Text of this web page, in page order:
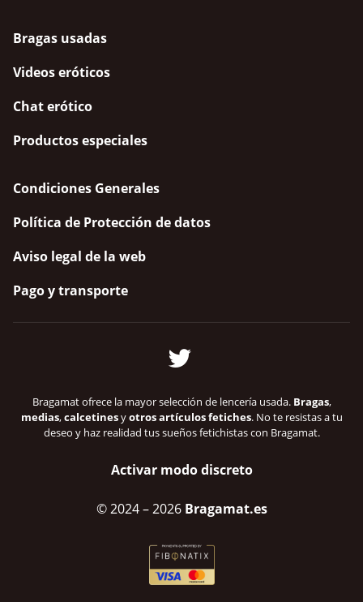
Bragas usadas
Videos eróticos
Chat erótico
Productos especiales
Condiciones Generales
Política de Protección de datos
Aviso legal de la web
Pago y transporte
Bragamat ofrece la mayor selección de lencería usada. Bragas,
medias,calcetinesyotros artículos fetiches. No te resistas a tu
deseo y haz realidad tus sueños fetichistas con Bragamat.
Activar modo discreto
© 2024– 2026 Bragamat.es